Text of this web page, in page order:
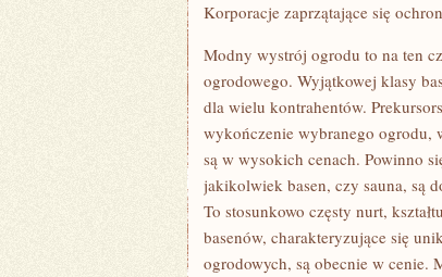
MASZ
FIRMĘ
TEŻ
PRAGNIESZ
Korporacje zaprzątające się
Modny wystrój ogrodu to na ten
ogrodowego. Wyjątkowej klasy
dla wielu kontrahentów.
wykończenie wybranego ogrodu,
są w wysokich cenach. Powinno
jakikolwiek basen, czy sauna, są
To stosunkowo częsty nurt,
basenów, charakteryzujące się
ogrodowych, są obecnie w cenie.